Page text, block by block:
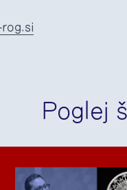
rog.si
Poglej